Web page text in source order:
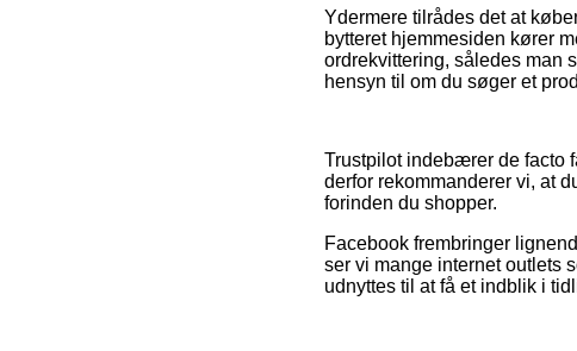
Ydermere tilrådes det at
bytteret hjemmesiden kører
ordrekvittering, således man
hensyn til om du søger et
Trustpilot indebærer de facto
derfor rekommanderer vi, at
forinden du shopper.
Facebook frembringer
ser vi mange internet outlets
udnyttes til at få et indblik i